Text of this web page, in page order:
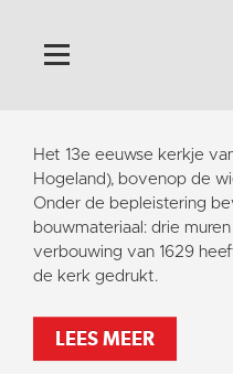
Home
Algemeen
Historie
Omgeving
Activiteiten
Steun ons
Contact
Het 13e eeuwse kerkje
Hogeland), bovenop de
Onder de bepleistering
bouwmateriaal: drie
verbouwing van 1629
de kerk gedrukt.
LEES MEER